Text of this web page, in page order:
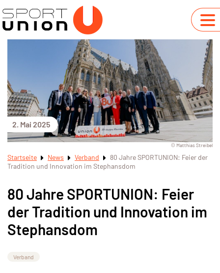
2. Mai 2025
© Matthias Streibel
Startseite News Verband
80 Jahre SPORTUNION: Feier der
Tradition und Innovation im Stephansdom
80 Jahre SPORTUNION: Feier
der Tradition und Innovation im
Stephansdom
Verband